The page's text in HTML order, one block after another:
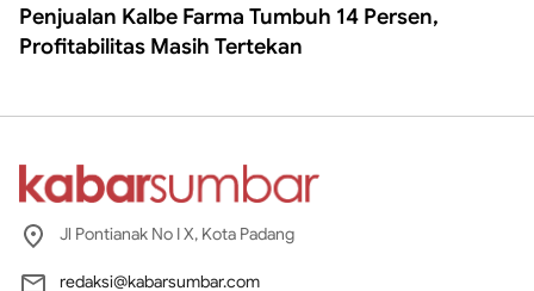
Penjualan Kalbe Farma Tumbuh 14 Persen,
Profitabilitas Masih Tertekan
Jl Pontianak No I X, Kota Padang
redaksi@kabarsumbar.com